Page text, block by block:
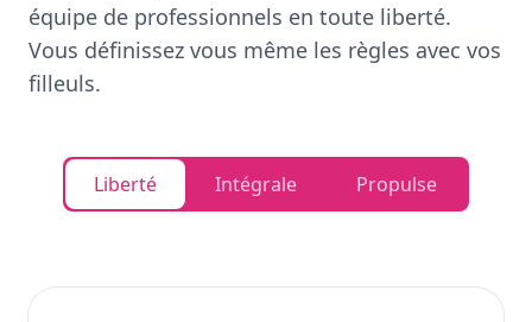
équipe de professionnels en toute liberté.
Vous définissez vous même les règles avec vos
filleuls.
Liberté Intégrale Propulse